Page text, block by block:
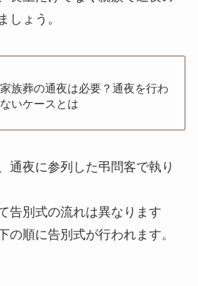
しょう。
家族葬の通夜は必要？通夜を行わ
ないケースとは
通夜に参列した弔問客で執り
告別式の流れは異なります
の順に告別式が行われます。